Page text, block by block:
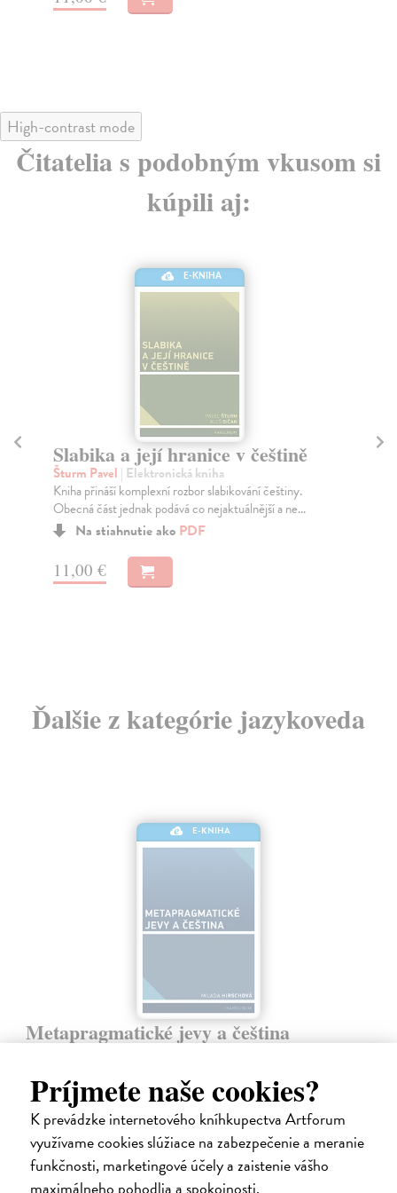
Príjmete naše cookies?
K prevádzke internetového kníhkupectva Artforum
využívame cookies slúžiace na zabezpečenie a meranie
funkčnosti, marketingové účely a zaistenie vášho
Na stiahnutie ako
High-contrast mode
Čitatelia s podobným vkusom si
kúpili aj:
v češtině
češtiny.
a ne...
Učebnice české morfologie s
cvičebnicí pro studující
bohemistiky a příbuzných ob
Sojka Pavel| Elektronická kniha
Učebnice poskytuje čtenáři základní přehled o
prostřednictvím...
Ďalšie z kategórie jazykoveda
E-KNIHA
Metapragmatické jevy a čeština
pragmatiky (Pragmatika v češtině, Česká věta na rozhraní mezi
gramatikou a pragmatikou) a na některé stati zveřejněné v
posledních…
Na stiahnutie akoPDF
9,00 €